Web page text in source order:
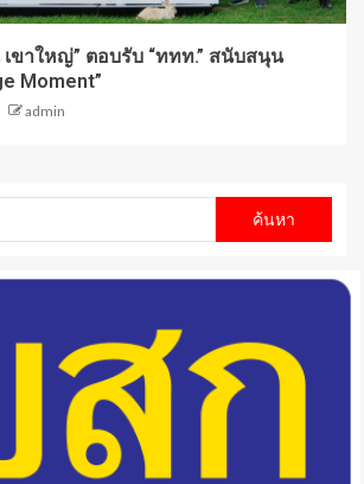
เขาใหญ่” ตอบรับ “ททท.” สนับสนุน
Moment”
admin